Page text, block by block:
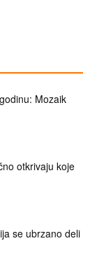
Mozaik
otkrivaju koje
se ubrzano deli